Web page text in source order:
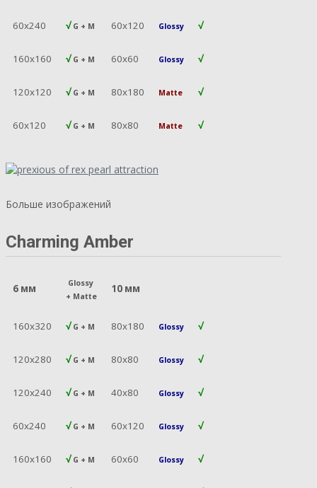
60х240 √ G + M 60х120 Glossy √
160х160 √ G + M 60х60 Glossy √
120х120 √ G + M 80х180 Matte √
60х120 √ G + M 80х80 Matte √
Больше изображений
Charming Amber
6 мм
Glossy
+ Matte
10 мм
160х320 √ G + M 80х180 Glossy √
120х280 √ G + M 80х80 Glossy √
120х240 √ G + M 40х80 Glossy √
60х240 √ G + M 60х120 Glossy √
160х160 √ G + M 60х60 Glossy √